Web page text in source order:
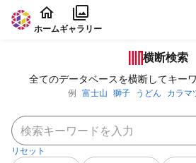
本文に飛ぶ
ホームギャラリー
横断検索
全てのデータベースを横断してキー
例 富士山 獅子 うどん カラマ
リセット